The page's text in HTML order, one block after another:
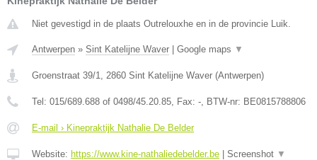
Niet gevestigd in de plaats Outrelouxhe en in de provincie Luik.
Antwerpen » Sint Katelijne Waver | Google maps ▼
Groenstraat 39/1 2860 Sint Katelijne Waver (Antwerpen)
Tel: 015/689.688 of 0498/45.20.85 , Fax: - , BTW-nr: BE0815788806
E-mail › Kinepraktijk Nathalie De Belder
Website: https://www.kine-nathaliedebelder.be | Screenshot ▼